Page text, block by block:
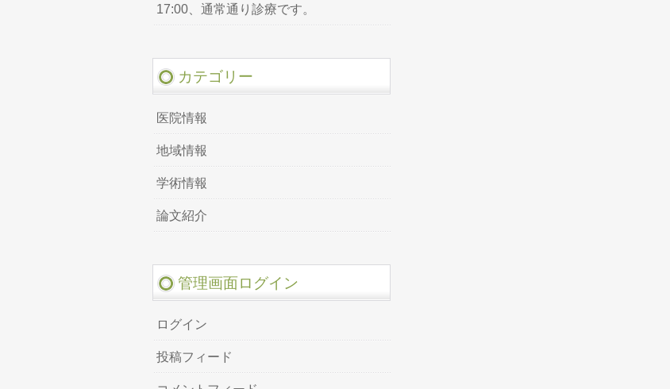
17:00、通常通り診療です。
カテゴリー
医院情報
地域情報
学術情報
論文紹介
管理画面ログイン
ログイン
投稿フィード